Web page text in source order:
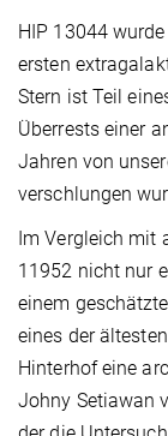
HIP 13044
ersten
Stern ist Teil
Überrests einer
Jahren von
verschlungen
Im Vergleich mit
11952 nicht nur
einem
eines der
Hinterhof eine
Johny Setiawan